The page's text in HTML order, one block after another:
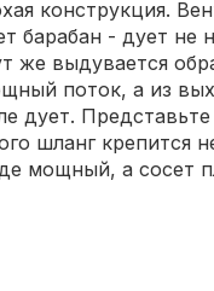
конструкция.
барабан - дует не
же выдувается
поток, а из
дует. Представьте
шланг крепится
мощный, а сосет